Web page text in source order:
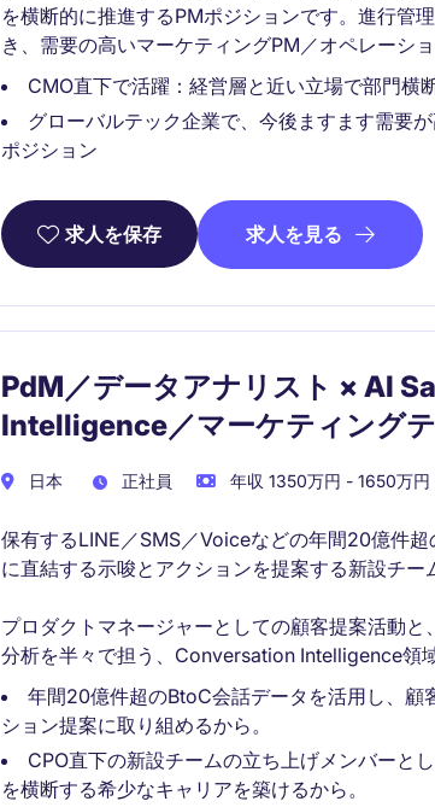
を横断的に推進するPMポジションです。進行管
き、需要の高いマーケティングPM／オペレーシ
CMO直下で活躍：経営層と近い立場で部門横
グローバルテック企業で、今後ますます需要
ポジション
求人を保存 求人を見る
PdM／データアナリスト × AI
Intelligence／マーケティングテ
日本 正社員 年収 1350万円 - 1650万円
保有するLINE／SMS／Voiceなどの年間20億件
に直結する示唆とアクションを提案する新設チー
プロダクトマネージャーとしての顧客提案活動
分析を半々で担う、Conversation Intelligence領
年間20億件超のBtoC会話データを活用し、顧
ション提案に取り組めるから。
CPO直下の新設チームの立ち上げメンバーと
を横断する希少なキャリアを築けるから。